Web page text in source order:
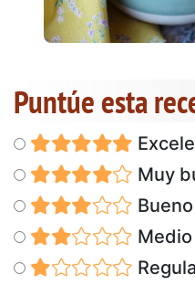
Puntúe esta
Muy
Bueno
Medio